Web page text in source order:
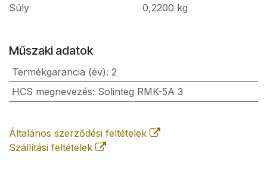
Súly
0,2200 kg
Műszaki adatok
Termékgarancia (év): 2
HCS megnevezés: Solinteg RMK-5A 3
Általános szerződési feltételek
Szállítási feltételek